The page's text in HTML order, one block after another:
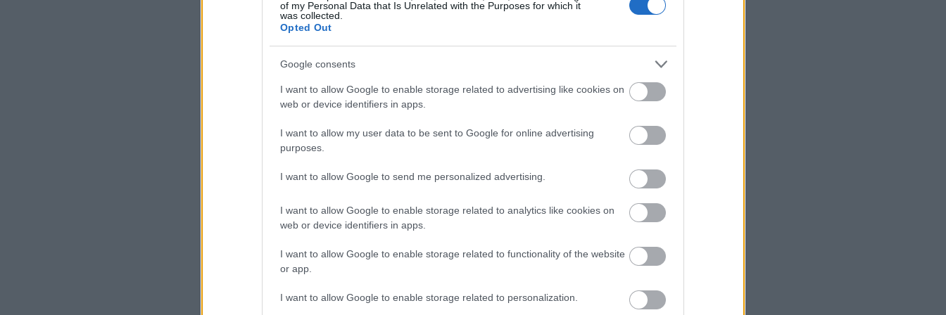
of my Personal Data that Is Unrelated with the Purposes for which it
was collected.
Opted Out
Google consents
I want to allow Google to enable storage related to advertising like cookies on
web or device identifiers in apps.
I want to allow my user data to be sent to Google for online advertising
purposes.
I want to allow Google to send me personalized advertising.
I want to allow Google to enable storage related to analytics like cookies on
web or device identifiers in apps.
I want to allow Google to enable storage related to functionality of the website
or app.
I want to allow Google to enable storage related to personalization.
στα κέρδη προ φόρων
Fitch: Ο κίνδυνος διόρθωσης στην AI
απειλεί οικονομία και αγορές
ΗΠΑ-Ιράν
Αττική και Πρέβεζα για πρόκληση
πυρκαγιάς και παραβάσεις
Ιράν: Συμφώνησε με το Ομάν για τις
των Στενών του Ορμούζ
Flexopack: Από 7 Αυγούστου η
μετοχών